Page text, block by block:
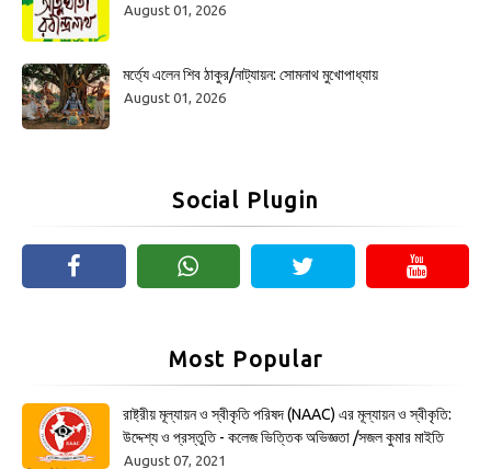
August 01, 2026
মর্ত্যে এলেন শিব ঠাকুর/নাট্যায়ন: সোমনাথ মুখোপাধ্যায়
August 01, 2026
Social Plugin
Most Popular
রাষ্ট্রীয় মূল্যায়ন ও স্বীকৃতি পরিষদ (NAAC) এর মূল্যায়ন ও স্বীকৃতি:
উদ্দেশ্য ও প্রস্তুতি - কলেজ ভিত্তিক অভিজ্ঞতা /সজল কুমার মাইতি
August 07, 2021